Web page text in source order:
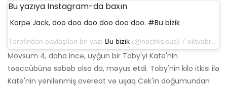
Bu yazıya Instagram-da baxın
Körpə Jack, doo doo doo doo doo doo. #Bu bizik
Tərəfindən paylaşılan bir yazı Bu bizik (@nbcthisisus) 7 oktyabr 2019-cu il, saat 5: 03-də PDT
Mövsüm 4, daha incə, uyğun bir Toby'yi Kate'nin
təəccübünə səbəb olsa da, məyus etdi. Toby'nin kilo itkisi ilə
Kate'nin yenilənmiş overeat və uşaq Cek'in doğumundan